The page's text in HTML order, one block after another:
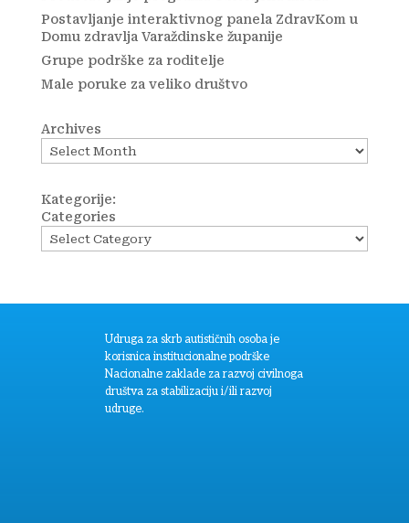
Postavljanje interaktivnog panela ZdravKom u
Domu zdravlja Varaždinske županije
Grupe podrške za roditelje
Male poruke za veliko društvo
Archives
Kategorije:
Categories
Udruga za skrb autističnih osoba je
korisnica institucionalne podrške
Nacionalne zaklade za razvoj civilnoga
društva za stabilizaciju i/ili razvoj
udruge.